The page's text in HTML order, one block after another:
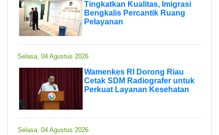
Tingkatkan Kualitas, Imigrasi
Bengkalis Percantik Ruang
Pelayanan
Selasa, 04 Agustus 2026
Wamenkes RI Dorong Riau
Cetak SDM Radiografer untuk
Perkuat Layanan Kesehatan
Selasa, 04 Agustus 2026